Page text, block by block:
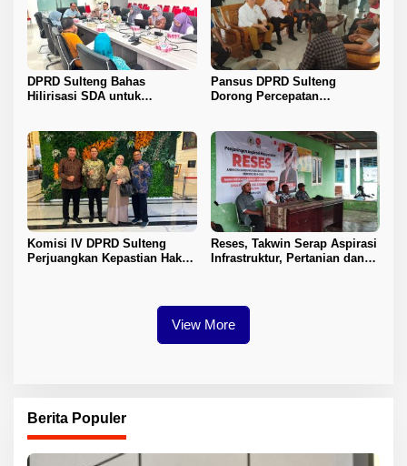
DPRD Sulteng Bahas
Hilirisasi SDA untuk
Pansus DPRD Sulteng
Dorong Percepatan
Komisi IV DPRD Sulteng
Perjuangkan Kepastian Hak
Reses, Takwin Serap Aspirasi
Infrastruktur, Pertanian dan
View More
Berita Populer